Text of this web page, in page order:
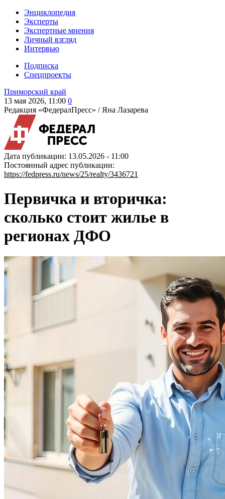
Энциклопедия
Эксперты
Экспертные мнения
Личный взгляд
Интервью
Подписка
Спецпроекты
Приморский край
13 мая 2026, 11:00 0
Редакция «ФедералПресс» / Яна Лазарева
Дата публикации: 13.05.2026 - 11:00
Постоянный адрес публикации:
https://fedpress.ru/news/25/realty/3436721
Первичка и вторичка:
сколько стоит жилье в
регионах ДФО